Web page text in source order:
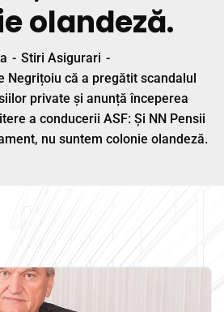
olandeză.
Stiri Asigurari
Negrițoiu că a pregătit scandalul
private și anunță începerea
a conducerii ASF: Și NN Pensii
nu suntem colonie olandeză.